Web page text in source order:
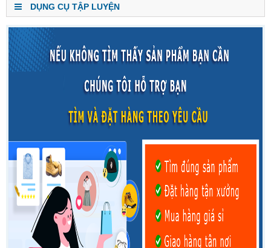
DỤNG CỤ TẬP LUYỆN